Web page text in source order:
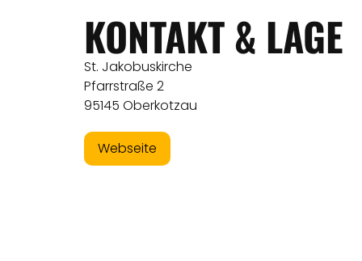
KONTAKT & LAGE
St. Jakobuskirche
Pfarrstraße 2
95145 Oberkotzau
Webseite